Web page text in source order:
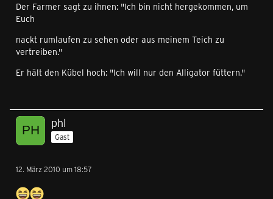
Der Farmer sagt zu ihnen: "Ich bin nicht hergekommen, um
Euch
nackt rumlaufen zu sehen oder aus meinem Teich zu
vertreiben."
Er hält den Kübel hoch: "Ich will nur den Alligator füttern."
phl
Gast
12. März 2010 um 18:57